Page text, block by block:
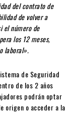
del contrato de
de volver a
el número de
los 12 meses,
laboral».
de Seguridad
de los 2 años
podrán optar
origen o acceder a la